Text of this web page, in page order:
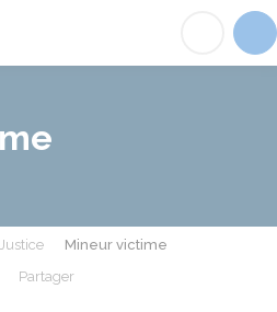
Justice
Mineur victime
Partager